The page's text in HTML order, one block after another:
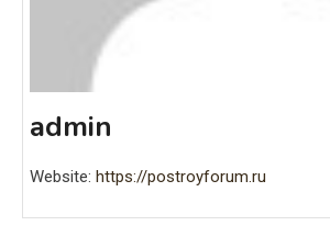
admin
Website: https://postroyforum.ru